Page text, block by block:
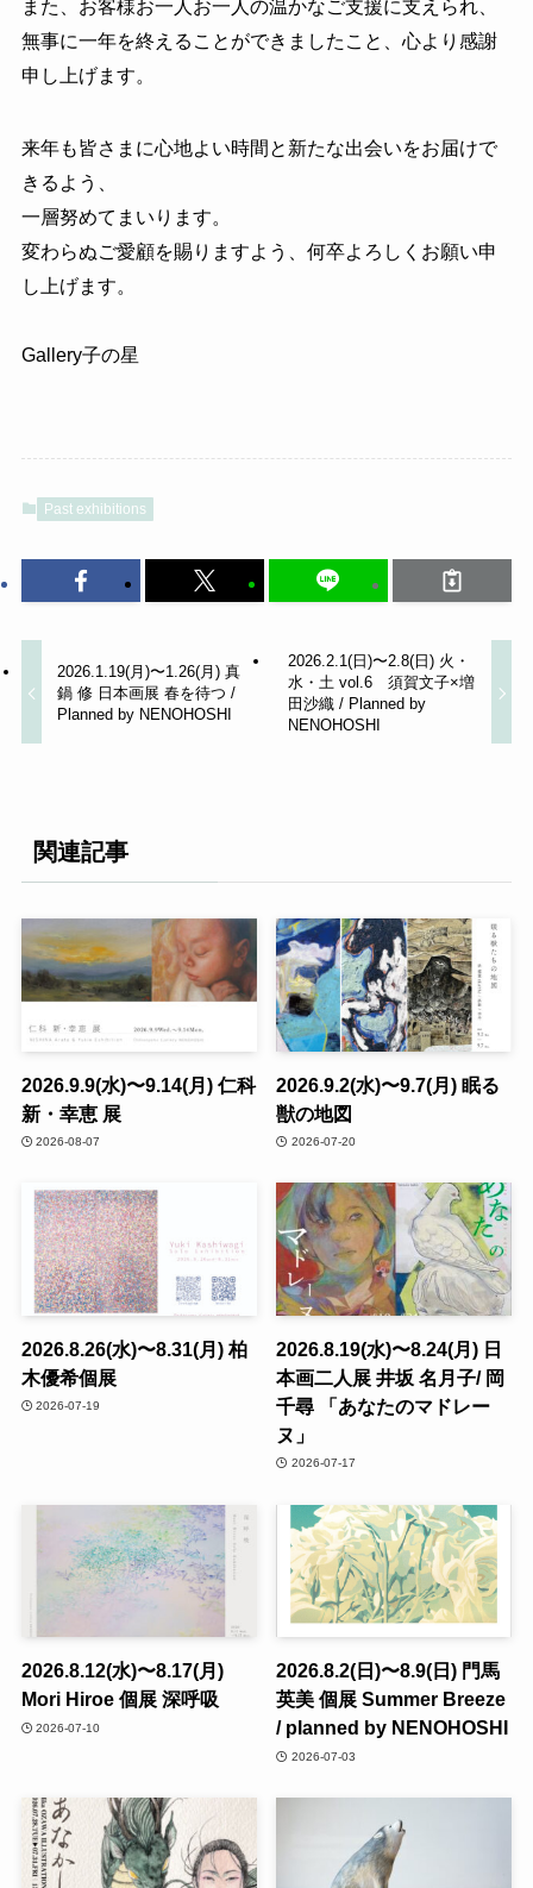
また、お客様お一人お一人の温かなご支援に支えられ、
無事に一年を終えることができましたこと、心より感謝
申し上げます。
来年も皆さまに心地よい時間と新たな出会いをお届けで
きるよう、
一層努めてまいります。
変わらぬご愛顧を賜りますよう、何卒よろしくお願い申
し上げます。
Gallery子の星
Past exhibitions
2026.1.19(月)〜1.26(月) 真
鍋 修 日本画展 春を待つ /
Planned by NENOHOSHI
2026.2.1(日)〜2.8(日) 火・
水・土 vol.6 須賀文子×増
田沙織 / Planned by
NENOHOSHI
関連記事
2026.9.9(水)〜9.14(月) 仁科
新・幸恵 展
2026-08-07
2026.9.2(水)〜9.7(月) 眠る
獣の地図
2026-07-20
2026.8.26(水)〜8.31(月) 柏
木優希個展
2026-07-19
2026.8.19(水)〜8.24(月) 日
本画二人展 井坂 名月子/ 岡
千尋 「あなたのマドレー
ヌ」
2026-07-17
2026.8.12(水)〜8.17(月)
Mori Hiroe 個展 深呼吸
2026-07-10
2026.8.2(日)〜8.9(日) 門馬
英美 個展 Summer Breeze
/ planned by NENOHOSHI
2026-07-03